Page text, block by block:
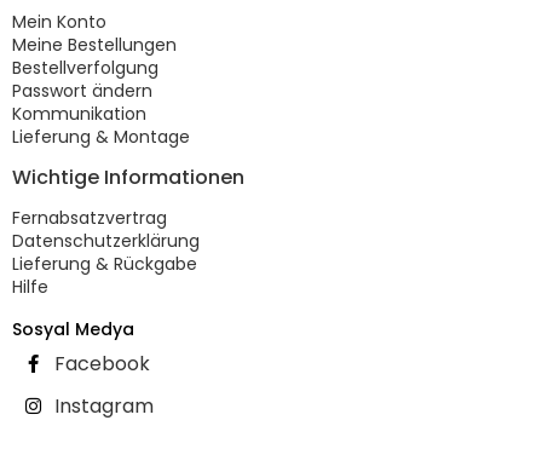
Mein Konto
Meine Bestellungen
Bestellverfolgung
Passwort ändern
Kommunikation
Lieferung & Montage
Wichtige Informationen
Fernabsatzvertrag
Datenschutzerklärung
Lieferung & Rückgabe
Hilfe
Sosyal Medya
Facebook
Instagram